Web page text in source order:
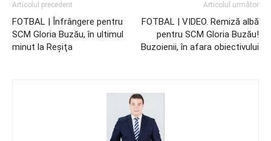
Articolul precedent
FOTBAL | Înfrângere pentru
SCM Gloria Buzău, în ultimul
minut la Reşiţa
Articolul următor
FOTBAL | VIDEO. Remiză albă
pentru SCM Gloria Buzău!
Buzoienii, în afara obiectivului